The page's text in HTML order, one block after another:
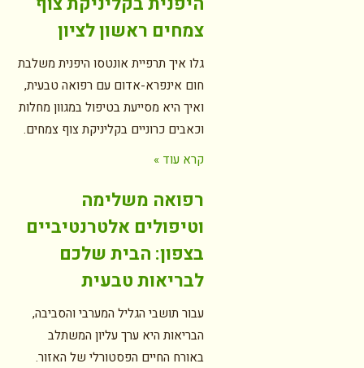
צמחים ראשון לציון
גלו איך תרפיית אונטסו היפנית משלבת
חום אינפרא-אדום עם רפואה טבעית,
ואיך היא מסייעת בטיפול במגוון מחלות
וכאבים כרוניים בקליניקת צוף צמחים.
קרא עוד »
רפואה משלימה
וטיפולים אלטרנטיביים
בצפון: הבית שלכם
לבריאות טבעית
עבור תושבי הגליל המערבי והסביבה,
הבריאות היא ערך עליון המשתלב
באורח החיים הפסטורלי של האזור.